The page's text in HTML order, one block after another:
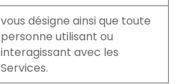
vous désigne ainsi que toute
personne utilisant ou
interagissant avec les
Services.